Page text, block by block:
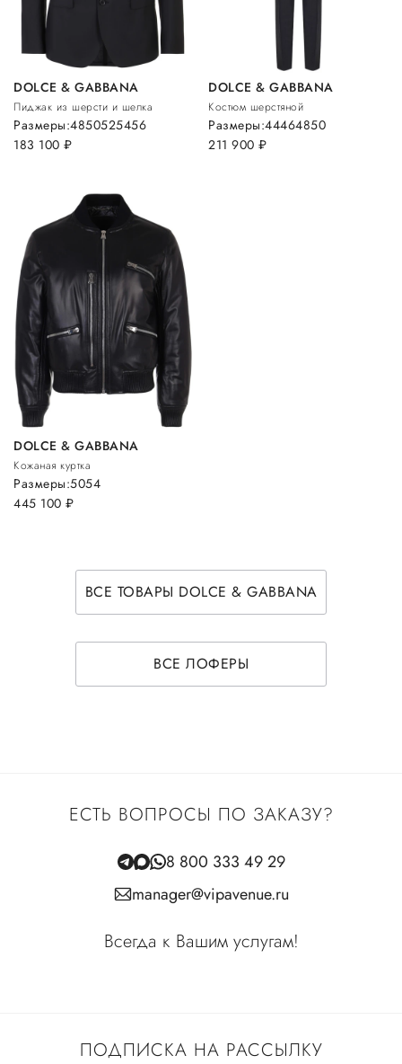
DOLCE & GABBANA
Пиджак из шерсти и шелка
183 100 руб.
Размеры:4850525456
DOLCE & GABBANA
Костюм шерстяной
211 900руб.
Размеры:44464850
DOLCE & GABBANA
Кожаная куртка
445 100 руб.
Размеры:5054
ВСЕ ТОВАРЫ DOLCE & GABBANA
ВСЕ ЛОФЕРЫ
ПОДПИСКА НА РАССЫЛКУ
ЕСТЬ ВОПРОСЫ ПО ЗАКАЗУ?
8 800 333 49 29
manager@vipavenue.ru
Всегда к Вашим услугам!